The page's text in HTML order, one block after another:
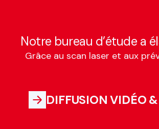
Notre bureau d’étude a
Grâce au scan laser et aux
DIFFUSION VIDÉO